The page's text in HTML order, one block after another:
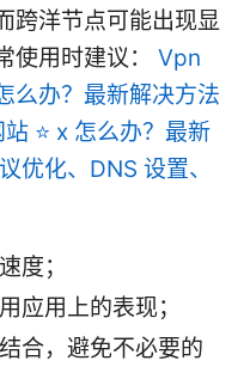
跨洋节点可能出现显
使用时建议： Vpn
么办？最新解决方法
⭐ x 怎么办？最新
优化、DNS 设置、
度；
应用上的表现；
合，避免不必要的